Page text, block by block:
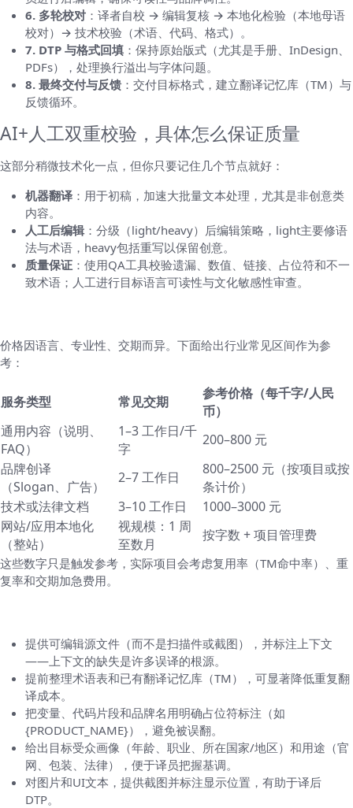
6. 多轮校对 ：译者自校 → 编辑复核 → 本地化检验（本地母语
校对）→ 技术校验（术语、代码、格式）。
7. DTP 与格式回填 ：保持原始版式（尤其是手册、InDesign、
PDFs），处理换行溢出与字体问题。
8. 最终交付与反馈 ：交付目标格式，建立翻译记忆库（TM）与
反馈循环。
AI+人工双重校验，具体怎么保证质量
这部分稍微技术化一点，但你只要记住几个节点就好：
机器翻译 ：用于初稿，加速大批量文本处理，尤其是非创意类
内容。
人工后编辑 ：分级（light/heavy）后编辑策略，light主要修语
法与术语，heavy包括重写以保留创意。
质量保证 ：使用QA工具校验遗漏、数值、链接、占位符和不一
致术语；人工进行目标语言可读性与文化敏感性审查。
价格因语言、专业性、交期而异。下面给出行业常见区间作为参
考：
服务类型 常见交期
参考价格（每千字/人民
币）
通用内容（说明、
FAQ）
1–3 工作日/千
字
200–800 元
品牌创译
（Slogan、广告）
2–7 工作日
800–2500 元（按项目或按
条计价）
技术或法律文档
3–10 工作日
1000–3000 元
网站/应用本地化
（整站）
视规模：1 周
至数月
按字数 + 项目管理费
这些数字只是触发参考，实际项目会考虑复用率（TM命中率）、重
复率和交期加急费用。
提供可编辑源文件（而不是扫描件或截图），并标注上下文
——上下文的缺失是许多误译的根源。
提前整理术语表和已有翻译记忆库（TM），可显著降低重复翻
译成本。
把变量、代码片段和品牌名用明确占位符标注（如
{PRODUCT_NAME}），避免被误翻。
给出目标受众画像（年龄、职业、所在国家/地区）和用途（官
网、包装、法律），便于译员把握基调。
对图片和UI文本，提供截图并标注显示位置，有助于译后
DTP。